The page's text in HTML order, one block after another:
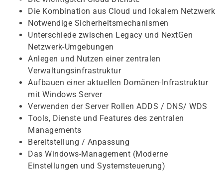
Die Kombination aus Cloud und lokalem Netzwerk
Notwendige Sicherheitsmechanismen
Unterschiede zwischen Legacy und NextGen
Netzwerk-Umgebungen
Anlegen und Nutzen einer zentralen
Verwaltungsinfrastruktur
Aufbauen einer aktuellen Domänen-Infrastruktur
mit Windows Server
Verwenden der Server Rollen ADDS / DNS/ WDS
Tools, Dienste und Features des zentralen
Managements
Bereitstellung / Anpassung
Das Windows-Management (Moderne
Einstellungen und Systemsteuerung)